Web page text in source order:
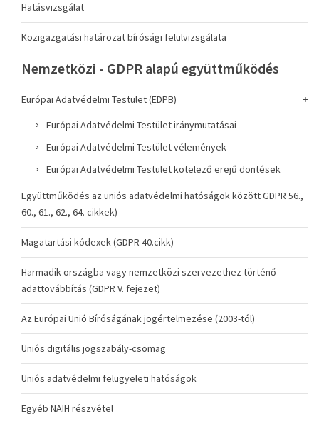
Hatásvizsgálat
Közigazgatási határozat bírósági felülvizsgálata
Nemzetközi - GDPR alapú együttműködés
Európai Adatvédelmi Testület (EDPB)
Európai Adatvédelmi Testület iránymutatásai
Európai Adatvédelmi Testület vélemények
Európai Adatvédelmi Testület kötelező erejű döntések
Együttműködés az uniós adatvédelmi hatóságok között GDPR 56.,
60., 61., 62., 64. cikkek)
Magatartási kódexek (GDPR 40.cikk)
Harmadik országba vagy nemzetközi szervezethez történő
adattovábbítás (GDPR V. fejezet)
Az Európai Unió Bíróságának jogértelmezése (2003-tól)
Uniós digitális jogszabály-csomag
Uniós adatvédelmi felügyeleti hatóságok
Egyéb NAIH részvétel